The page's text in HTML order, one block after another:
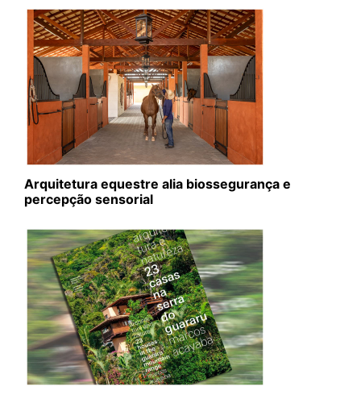
Arquitetura equestre alia biossegurança e
percepção sensorial